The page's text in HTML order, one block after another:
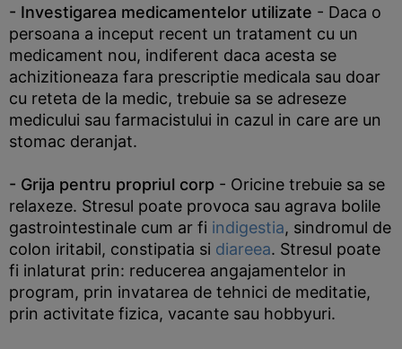
- Investigarea medicamentelor utilizate - Daca o
persoana a inceput recent un tratament cu un
medicament nou, indiferent daca acesta se
achizitioneaza fara prescriptie medicala sau doar
cu reteta de la medic, trebuie sa se adreseze
medicului sau farmacistului in cazul in care are un
stomac deranjat.
- Grija pentru propriul corp - Oricine trebuie sa se
relaxeze. Stresul poate provoca sau agrava bolile
gastrointestinale cum ar fi indigestia, sindromul de
colon iritabil, constipatia si diareea. Stresul poate
fi inlaturat prin: reducerea angajamentelor in
program, prin invatarea de tehnici de meditatie,
prin activitate fizica, vacante sau hobbyuri.